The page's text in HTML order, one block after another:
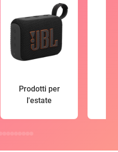
Prodotti per
l'estate